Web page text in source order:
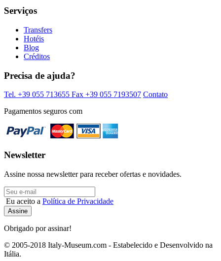
Serviços
Transfers
Hotéis
Blog
Créditos
Precisa de ajuda?
Tel. +39 055 713655 Fax +39 055 7193507 Contato
Pagamentos seguros com
Newsletter
Assine nossa newsletter para receber ofertas e novidades.
Eu aceito a Política de Privacidade
Obrigado por assinar!
© 2005-2018 Italy-Museum.com - Estabelecido e Desenvolvido na
Itália.